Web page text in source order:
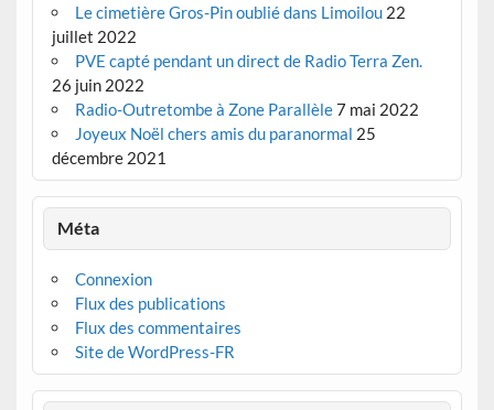
Le cimetière Gros-Pin oublié dans Limoilou 22
juillet 2022
PVE capté pendant un direct de Radio Terra Zen.
26 juin 2022
Radio-Outretombe à Zone Parallèle7 mai 2022
Joyeux Noël chers amis du paranormal 25
décembre 2021
Méta
Connexion
Flux des publications
Flux des commentaires
Site de WordPress-FR